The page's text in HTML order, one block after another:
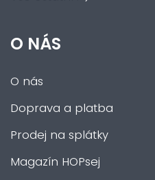
O NÁS
O nás
Doprava a platba
Prodej na splátky
Magazín HOPsej